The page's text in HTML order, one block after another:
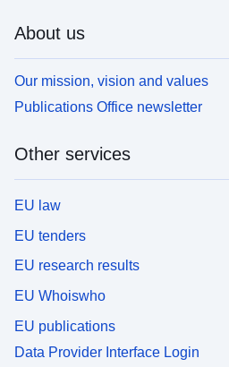
About us
Our mission, vision and values
Publications Office newsletter
Other services
EU law
EU tenders
EU research results
EU Whoiswho
EU publications
Data Provider Interface Login